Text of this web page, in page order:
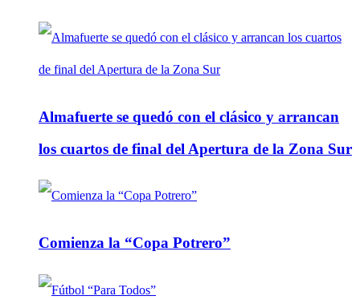
Almafuerte se quedó con el clásico y arrancan
los cuartos de final del Apertura de la Zona Sur
Comienza la “Copa Potrero”